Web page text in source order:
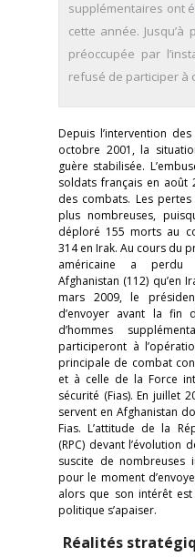
supplémentaires ont
cette année.
préoccupée par
refusé de participer à
Depuis l’intervention
octobre 2001, la
guère stabilisée.
soldats français en août
des combats. Les
plus nombreuses,
déploré 155 morts au
314 en Irak. Au cours du
américaine a perdu
Afghanistan (112) qu’en
mars 2009, le
d’envoyer avant la fin
d’hommes
participeront à
principale de combat
et à celle de la Force
sécurité (Fias). En juillet
servent en Afghanistan
Fias. L’attitude de la
(RPC) devant l’évolution
suscite de nombreuses
pour le moment
alors que son intérêt
politique s’apaiser.
Réalités